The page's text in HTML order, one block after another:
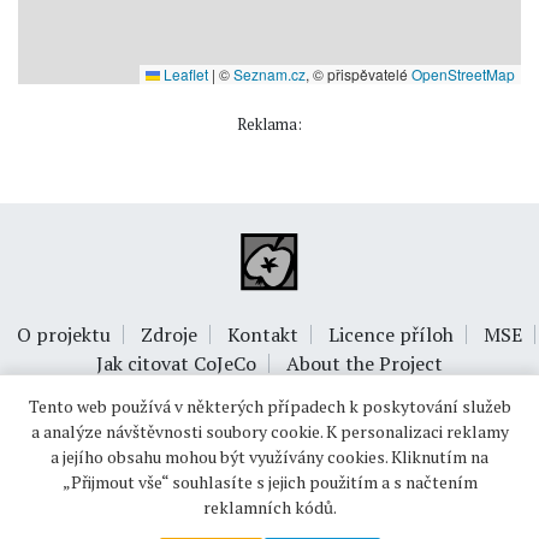
Leaflet | ©Seznam.cz, © přispěvatelé OpenStreetMap
Reklama:
O projektu Zdroje Kontakt Licence příloh
MSE
Jak citovat CoJeCo
About the Project
© 1999-2026OPTIMUS s.r.o.
Tento web používá v některých případech k poskytování služeb
a analýze návštěvnosti soubory cookie. K personalizaci reklamy
a jejího obsahu mohou být využívány cookies. Kliknutím na
„Přijmout vše“ souhlasíte s jejich použitím a s načtením
reklamních kódů.